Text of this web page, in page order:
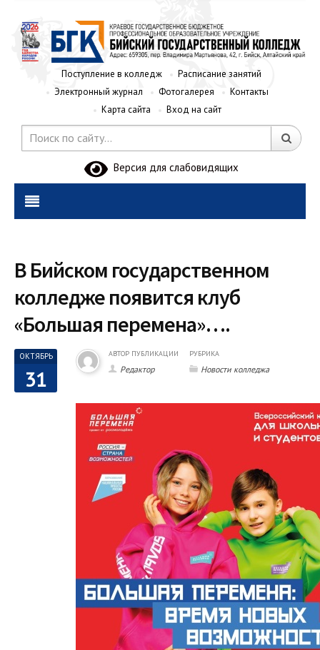
Поступление в колледж
Расписание занятий
Электронный журнал
Фотогалерея
Контакты
Карта сайта
Вход на сайт
Версия для слабовидящих
В Бийском государственном
колледже появится клуб
«Большая перемена»….
ОКТЯБРЬ
31
АВТОР ПУБЛИКАЦИИ
Редактор
РУБРИКА
Новости колледжа